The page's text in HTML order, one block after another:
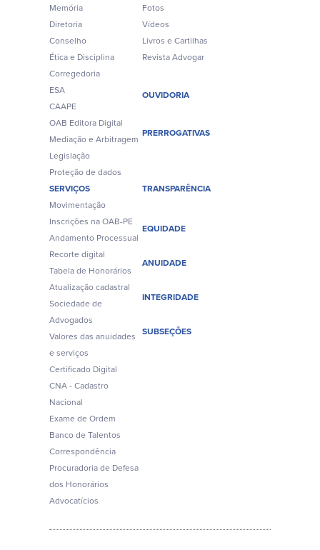
Memória
Diretoria
Conselho
Ética e Disciplina
Corregedoria
ESA
CAAPE
OAB Editora Digital
Mediação e Arbitragem
Legislação
Proteção de dados
Fotos
Vídeos
Livros e Cartilhas
Revista Advogar
OUVIDORIA
PRERROGATIVAS
SERVIÇOS
Movimentação
Inscrições na OAB-PE
Andamento Processual
Recorte digital
Tabela de Honorários
Atualização cadastral
Sociedade de
Advogados
Valores das anuidades
e serviços
Certificado Digital
CNA - Cadastro
Nacional
Exame de Ordem
Banco de Talentos
Correspondência
Procuradoria de Defesa
dos Honorários
Advocatícios
TRANSPARÊNCIA
EQUIDADE
ANUIDADE
INTEGRIDADE
SUBSEÇÕES